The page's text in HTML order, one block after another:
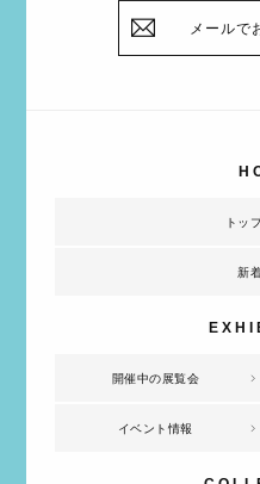
メールで
トッ
新
開催中の展覧会
イベント情報